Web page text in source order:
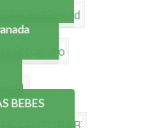
BEBES